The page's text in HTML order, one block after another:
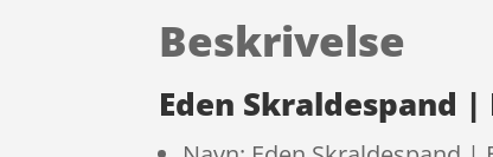
Beskrivelse
Eden Skraldespand